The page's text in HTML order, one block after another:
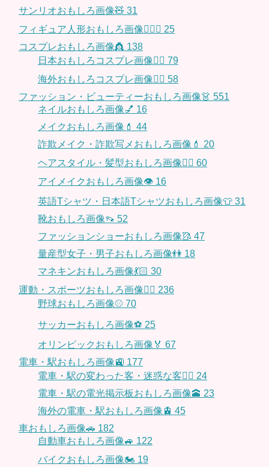
サンリオおもしろ画像🧸 31
フィギュア人形おもしろ画像🧍🏼‍♂️ 25
コスプレおもしろ画像👸 138
日本おもしろコスプレ画像🧝‍♀️ 79
海外おもしろコスプレ画像🧝‍♂️ 58
ファッション・ビューティーおもしろ画像👗 551
ネイルおもしろ画像💅 16
メイクおもしろ画像💄 44
詐欺メイク・詐欺写メおもしろ画像💄 20
ヘアスタイル・髪型おもしろ画像👱‍♀️ 60
アイメイクおもしろ画像👁 16
英語Tシャツ・日本語Tシャツおもしろ画像👕 31
靴おもしろ画像👡 52
ファッションショーおもしろ画像🥻 47
量産型女子・男子おもしろ画像👫 18
マネキンおもしろ画像💃🏻 30
運動・スポーツおもしろ画像🏃‍♂️ 236
野球おもしろ画像⚾ 70
サッカーおもしろ画像⚽️ 25
オリンピックおもしろ画像🏅 67
電車・駅おもしろ画像🚉 177
電車・駅の変わった客・迷惑な客🤦‍♀️ 24
電車・駅の電光掲示板おもしろ画像🕋 23
海外の電車・駅おもしろ画像🚊 45
車おもしろ画像🚗 182
自動車おもしろ画像🚙 122
バイクおもしろ画像🏍 19